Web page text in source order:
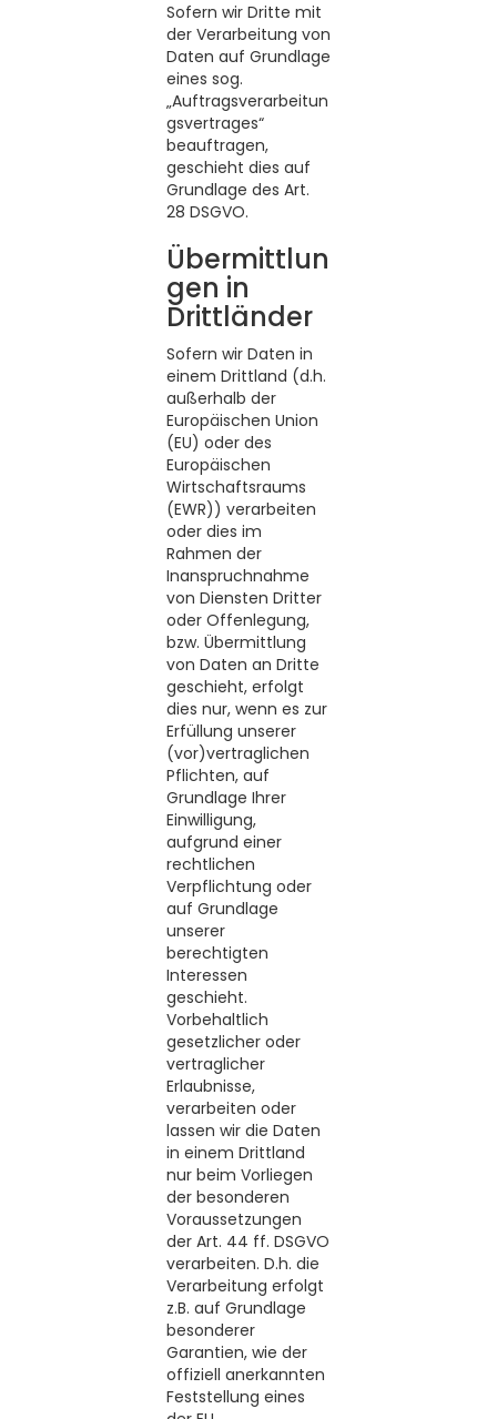
Sofern wir Dritte mit
der Verarbeitung von
Daten auf Grundlage
eines sog.
„Auftragsverarbeitun
gsvertrages“
beauftragen,
geschieht dies auf
Grundlage des Art.
28 DSGVO.
Übermittlun
gen in
Drittländer
Sofern wir Daten in
einem Drittland (d.h.
außerhalb der
Europäischen Union
(EU) oder des
Europäischen
Wirtschaftsraums
(EWR)) verarbeiten
oder dies im
Rahmen der
Inanspruchnahme
von Diensten Dritter
oder Offenlegung,
bzw. Übermittlung
von Daten an Dritte
geschieht, erfolgt
dies nur, wenn es zur
Erfüllung unserer
(vor)vertraglichen
Pflichten, auf
Grundlage Ihrer
Einwilligung,
aufgrund einer
rechtlichen
Verpflichtung oder
auf Grundlage
unserer
berechtigten
Interessen
geschieht.
Vorbehaltlich
gesetzlicher oder
vertraglicher
Erlaubnisse,
verarbeiten oder
lassen wir die Daten
in einem Drittland
nur beim Vorliegen
der besonderen
Voraussetzungen
der Art. 44 ff. DSGVO
verarbeiten. D.h. die
Verarbeitung erfolgt
z.B. auf Grundlage
besonderer
Garantien, wie der
offiziell anerkannten
Feststellung eines